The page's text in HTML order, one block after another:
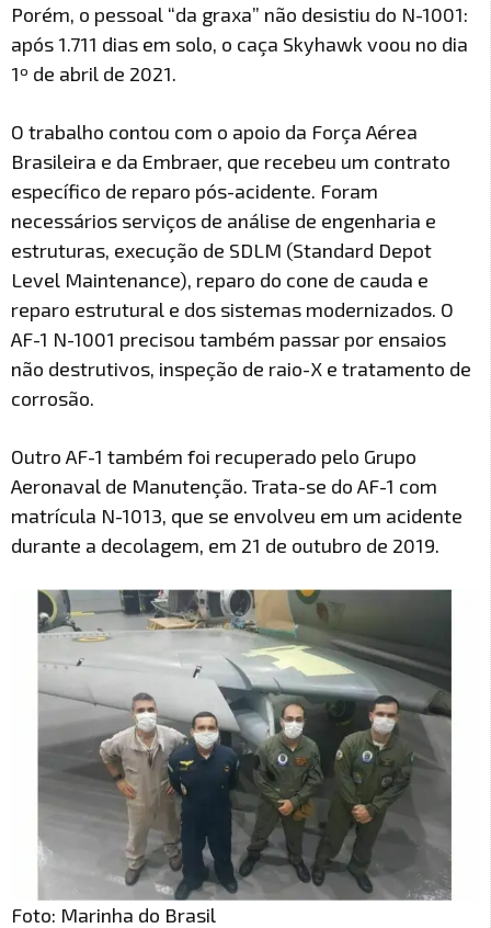
Porém, o pessoal “da graxa” não desistiu do N-1001:
após 1.711 dias em solo, o caça Skyhawk voou no dia
1º de abril de 2021.
O trabalho contou com o apoio da Força Aérea
Brasileira e da Embraer, que recebeu um contrato
específico de reparo pós-acidente. Foram
necessários serviços de análise de engenharia e
estruturas, execução de SDLM (Standard Depot
Level Maintenance), reparo do cone de cauda e
reparo estrutural e dos sistemas modernizados. O
AF-1 N-1001 precisou também passar por ensaios
não destrutivos, inspeção de raio-X e tratamento de
corrosão.
Outro AF-1 também foi recuperado pelo Grupo
Aeronaval de Manutenção. Trata-se do AF-1 com
matrícula N-1013, que se envolveu em um acidente
durante a decolagem, em 21 de outubro de 2019.
Foto: Marinha do Brasil